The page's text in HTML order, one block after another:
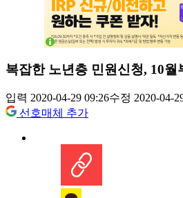
복잡한 노년층 민원신청, 10
입력 2020-04-29 09:26수정 2020-04-
선호매체 추가